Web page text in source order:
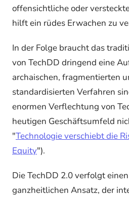
offensichtliche oder
hilft ein rüdes Erwachen zu
In der Folge braucht das
von TechDD dringend eine
archaischen, fragmentierten
standardisierten Verfahren
enormen Verflechtung von
heutigen Geschäftsumfeld
"Technologie verschiebt die
Equity").
Die TechDD 2.0 verfolgt
ganzheitlichen Ansatz, der